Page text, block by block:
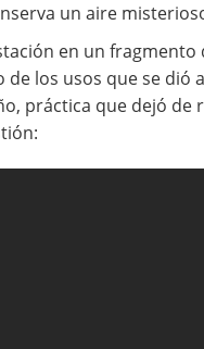
un aire
en un fragmento
de los usos que se dió
práctica que dejó de